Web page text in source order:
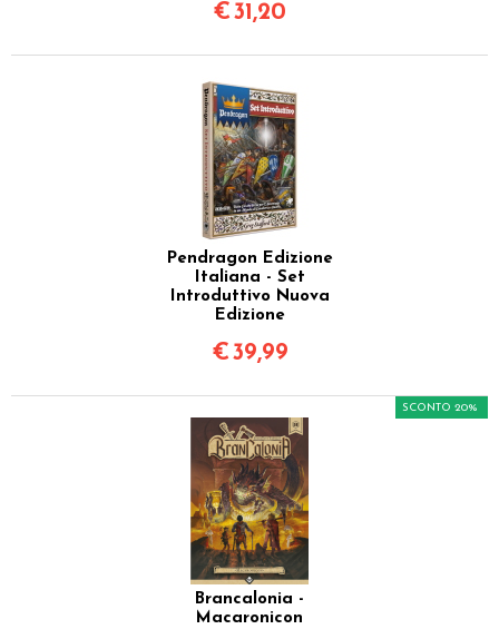
€31,20
Pendragon Edizione
Italiana - Set
Introduttivo Nuova
Edizione
€39,99
Brancalonia -
Macaronicon
SCONTO 20%